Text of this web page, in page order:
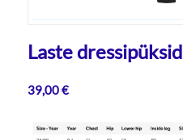
Laste dressipüksid
39,00€